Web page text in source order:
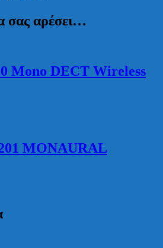
σας αρέσει…
Mono DECT Wireless
MONAURAL